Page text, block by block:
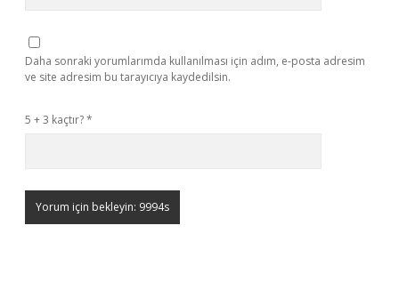
Daha sonraki yorumlarımda kullanılması için adım, e-posta adresim
ve site adresim bu tarayıcıya kaydedilsin.
5 + 3 kaçtır?*